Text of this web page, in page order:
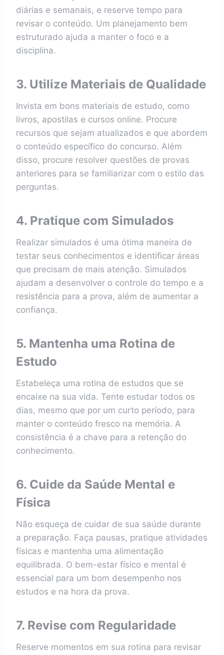
diárias e semanais, e reserve tempo para
revisar o conteúdo. Um planejamento bem
estruturado ajuda a manter o foco e a
disciplina.
3. Utilize Materiais de Qualidade
Invista em bons materiais de estudo, como
livros, apostilas e cursos online. Procure
recursos que sejam atualizados e que abordem
o conteúdo específico do concurso. Além
disso, procure resolver questões de provas
anteriores para se familiarizar com o estilo das
perguntas.
4. Pratique com Simulados
Realizar simulados é uma ótima maneira de
testar seus conhecimentos e identificar áreas
que precisam de mais atenção. Simulados
ajudam a desenvolver o controle do tempo e a
resistência para a prova, além de aumentar a
confiança.
5. Mantenha uma Rotina de
Estudo
Estabeleça uma rotina de estudos que se
encaixe na sua vida. Tente estudar todos os
dias, mesmo que por um curto período, para
manter o conteúdo fresco na memória. A
consistência é a chave para a retenção do
conhecimento.
6. Cuide da Saúde Mental e
Física
Não esqueça de cuidar de sua saúde durante
a preparação. Faça pausas, pratique atividades
físicas e mantenha uma alimentação
equilibrada. O bem-estar físico e mental é
essencial para um bom desempenho nos
estudos e na hora da prova.
7. Revise com Regularidade
Reserve momentos em sua rotina para revisar